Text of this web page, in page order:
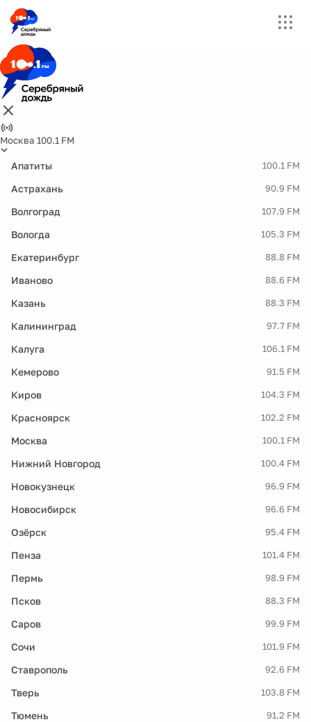
Москва 100.1 FM
Апатиты 100.1 FM
Астрахань 90.9 FM
Волгоград 107.9 FM
Вологда 105.3 FM
Екатеринбург 88.8 FM
Иваново 88.6 FM
Казань 88.3 FM
Калининград 97.7 FM
Калуга 106.1 FM
Кемерово 91.5 FM
Киров 104.3 FM
Красноярск 102.2 FM
Москва 100.1 FM
Нижний Новгород 100.4 FM
Новокузнецк 96.9 FM
Новосибирск 96.6 FM
Озёрск 95.4 FM
Пенза 101.4 FM
Пермь 98.9 FM
Псков 88.3 FM
Саров 99.9 FM
Сочи 101.9 FM
Ставрополь 92.6 FM
Тверь 103.8 FM
Тюмень 91.2 FM